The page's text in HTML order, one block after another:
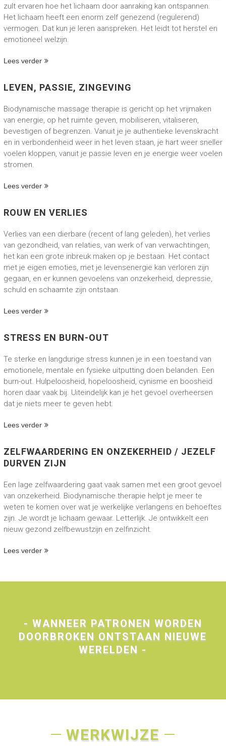
zult ervaren hoe het lichaam door aanraking kan ontspannen.
Het lichaam heeft een enorm zelf genezend (regulerend)
vermogen. Dat kun je leren aanspreken. Het leidt tot herstel en
emotioneel welzijn.
Lees verder
LEVEN, PASSIE, ZINGEVING
Biodynamische massage therapie is gericht op het vrijmaken
van energie, op het ruimte geven, mobiliseren, vitaliseren,
bevestigen of begrenzen. Vanuit je je authentieke levenskracht
en in verbondenheid weer in het leven staan, je hart weer sneller
voelen kloppen, vanuit je passie leven en je energie weer voelen
stromen.
Lees verder
ROUW EN VERLIES
Verlies van een dierbare (recent of lang geleden), het verlies
van gezondheid, van relaties, van werk of van verwachtingen,
het kan een grote inbreuk maken op je bestaan. Het contact
met je eigen emoties, met je levensenergie kan verloren zijn
gegaan, en er kunnen gevoelens van onzekerheid, depressie,
schuld en schaamte zijn ontstaan.
Lees verder
STRESS EN BURN-OUT
Te sterke en langdurige stress kunnen je in een toestand van
emotionele, mentale en fysieke uitputting doen belanden. Een
burn-out. Hulpeloosheid, hopeloosheid, cynisme en boosheid
horen daar vaak bij. Uiteindelijk kan je het gevoel overheersen
dat je niets meer te geven hebt.
Lees verder
ZELFWAARDERING EN ONZEKERHEID / JEZELF
DURVEN ZIJN
Een lage zelfwaardering gaat vaak samen met een groot gevoel
van onzekerheid. Biodynamische therapie helpt je meer te
weten te komen over wat je werkelijke verlangens en behoeftes
zijn. Je wordt je lichaam gewaar. Letterlijk. Je ontwikkelt een
nieuw gezond zelfbewustzijn en zelfinzicht.
Lees verder
- WANNEER PATRONEN WORDEN
DOORBROKEN ONTSTAAN NIEUWE
WERELDEN -
WERKWIJZE